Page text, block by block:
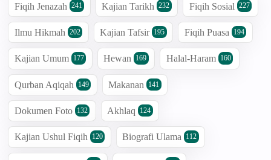
Fiqih Jenazah 241 Kajian Tarikh 232 Fiqih Sosial 227
Ilmu Hikmah 202 Kajian Tafsir 195 Fiqih Puasa 194
Kajian Umum 177 Hewan 169 Halal-Haram 160
Qurban Aqiqah 149 Makanan 141
Dokumen Foto 132 Akhlaq 124
Kajian Ushul Fiqih 120 Biografi Ulama 112